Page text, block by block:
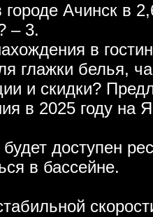
городе Ачинск в
– 3.
в
глажки белья,
и скидки?
в 2025 году на
доступен
в бассейне.